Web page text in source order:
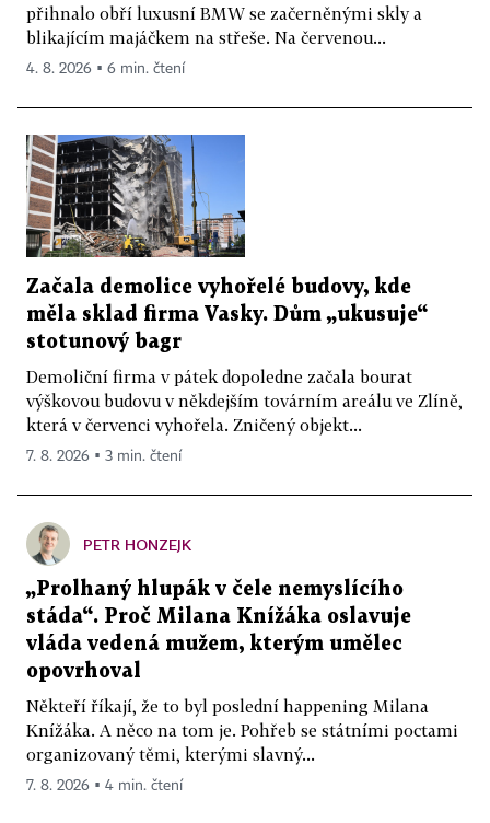
přihnalo obří luxusní BMW se začerněnými skly a
blikajícím majáčkem na střeše. Na červenou...
4. 8. 2026 ▪ 6 min. čtení
Začala demolice vyhořelé budovy, kde
měla sklad firma Vasky. Dům „ukusuje“
stotunový bagr
Demoliční firma v pátek dopoledne začala bourat
výškovou budovu v někdejším továrním areálu ve Zlíně,
která v červenci vyhořela. Zničený objekt...
7. 8. 2026 ▪ 3 min. čtení
PETR HONZEJK
„Prolhaný hlupák v čele nemyslícího
stáda“. Proč Milana Knížáka oslavuje
vláda vedená mužem, kterým umělec
opovrhoval
Někteří říkají, že to byl poslední happening Milana
Knížáka. A něco na tom je. Pohřeb se státními poctami
organizovaný těmi, kterými slavný...
7. 8. 2026 ▪ 4 min. čtení